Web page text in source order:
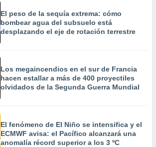
El peso de la sequía extrema: cómo
bombear agua del subsuelo está
desplazando el eje de rotación terrestre
Los megaincendios en el sur de Francia
hacen estallar a más de 400 proyectiles
olvidados de la Segunda Guerra Mundial
El fenómeno de El Niño se intensifica y el
ECMWF avisa: el Pacífico alcanzará una
anomalía récord superior a los 3 ºC